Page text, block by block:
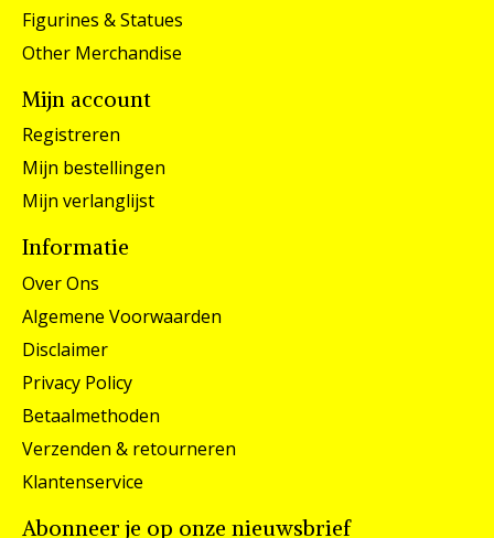
Figurines & Statues
Other Merchandise
Mijn account
Registreren
Mijn bestellingen
Mijn verlanglijst
Informatie
Over Ons
Algemene Voorwaarden
Disclaimer
Privacy Policy
Betaalmethoden
Verzenden & retourneren
Klantenservice
Abonneer je op onze nieuwsbrief